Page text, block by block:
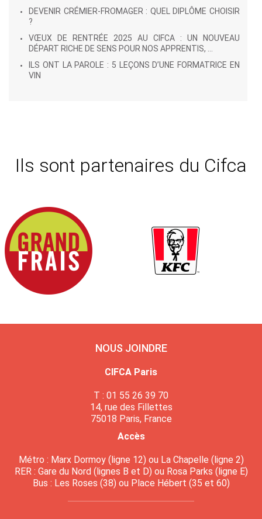
DEVENIR CRÉMIER-FROMAGER : QUEL DIPLÔME CHOISIR
?
VŒUX DE RENTRÉE 2025 AU CIFCA : UN NOUVEAU
DÉPART RICHE DE SENS POUR NOS APPRENTIS, ...
ILS ONT LA PAROLE : 5 LEÇONS D’UNE FORMATRICE EN
VIN
Ils sont partenaires du Cifca
NOUS JOINDRE
CIFCA Paris
T : 01 55 26 39 70
14, rue des Fillettes
75018 Paris, France
Accès
Métro : Marx Dormoy (ligne 12) ou La Chapelle (ligne 2)
RER : Gare du Nord (lignes B et D) ou Rosa Parks (ligne E)
Bus : Les Roses (38) ou Place Hébert (35 et 60)